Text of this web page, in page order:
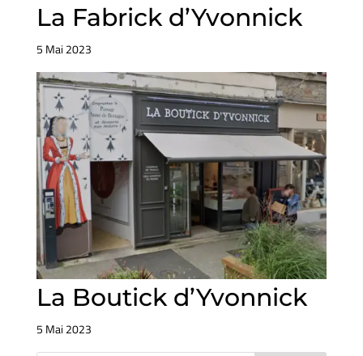
La Fabrick d’Yvonnick
5 Mai 2023
La Boutick d’Yvonnick
5 Mai 2023